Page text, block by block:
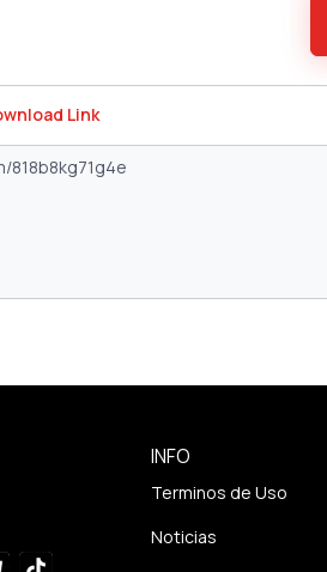
Link
INFO
Terminos de Uso
Noticias